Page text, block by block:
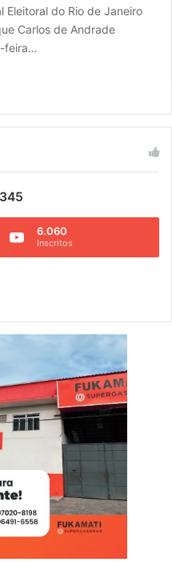
Eleitoral do Rio de Janeiro
Carlos de Andrade
feira…
6.060
Inscritos